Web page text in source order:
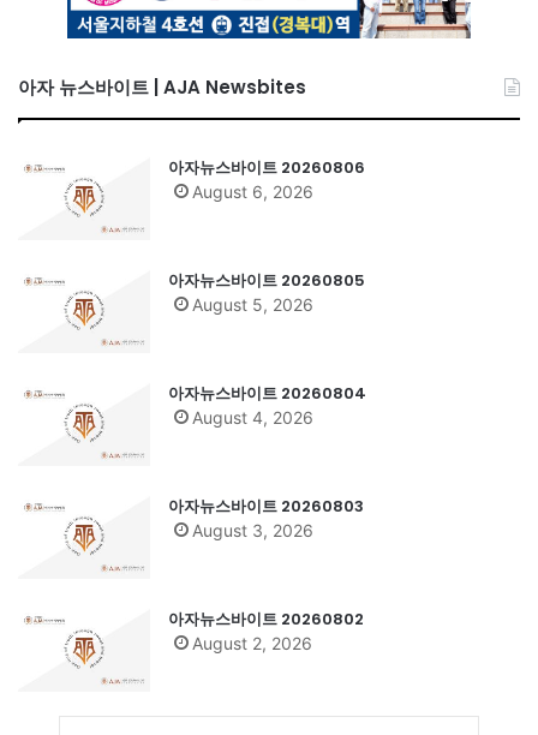
아자 뉴스바이트 | AJA Newsbites
아자뉴스바이트 20260806
August 6, 2026
아자뉴스바이트 20260805
August 5, 2026
아자뉴스바이트 20260804
August 4, 2026
아자뉴스바이트 20260803
August 3, 2026
아자뉴스바이트 20260802
August 2, 2026